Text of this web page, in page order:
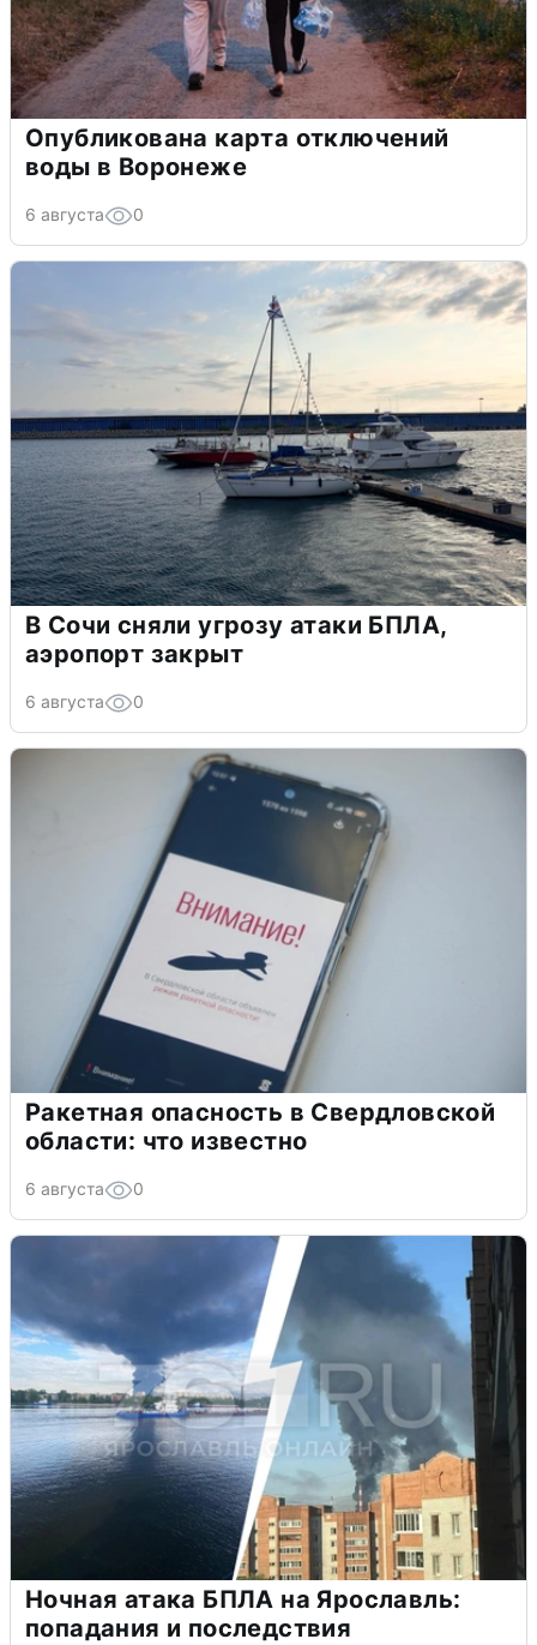
Опубликована карта отключений
воды в Воронеже
6 августа 0
В Сочи сняли угрозу атаки БПЛА,
аэропорт закрыт
6 августа 0
Ракетная опасность в Свердловской
области: что известно
6 августа 0
Ночная атака БПЛА на Ярославль:
попадания и последствия